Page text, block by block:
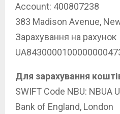
Account: 400807238
383 Madison Avenue,
Зарахування на рахунок
Для зарахування
SWIFT Code NBU: NBUA
Bank of England, London